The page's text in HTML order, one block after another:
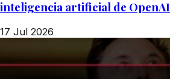
inteligencia artificial de OpenAI
17 Jul 2026